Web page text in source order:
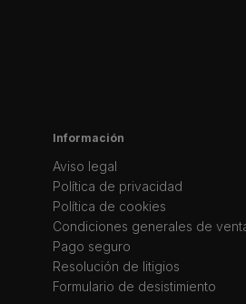
Información
Aviso legal
Política de privacidad
Política de cookies
Condiciones generales de
Pago seguro
Resolución de litigios
Formulario de desistimiento